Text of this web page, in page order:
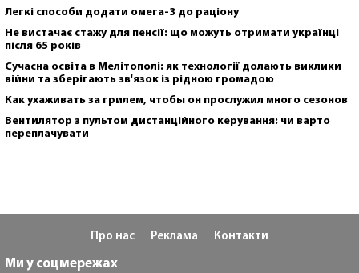
Легкі способи додати омега-3 до раціону
Не вистачає стажу для пенсії: що можуть отримати українці
після 65 років
Сучасна освіта в Мелітополі: як технології долають виклики
війни та зберігають зв'язок із рідною громадою
Как ухаживать за грилем, чтобы он прослужил много сезонов
Вентилятор з пультом дистанційного керування: чи варто
переплачувати
Про нас Реклама Контакти
Ми у соцмережах